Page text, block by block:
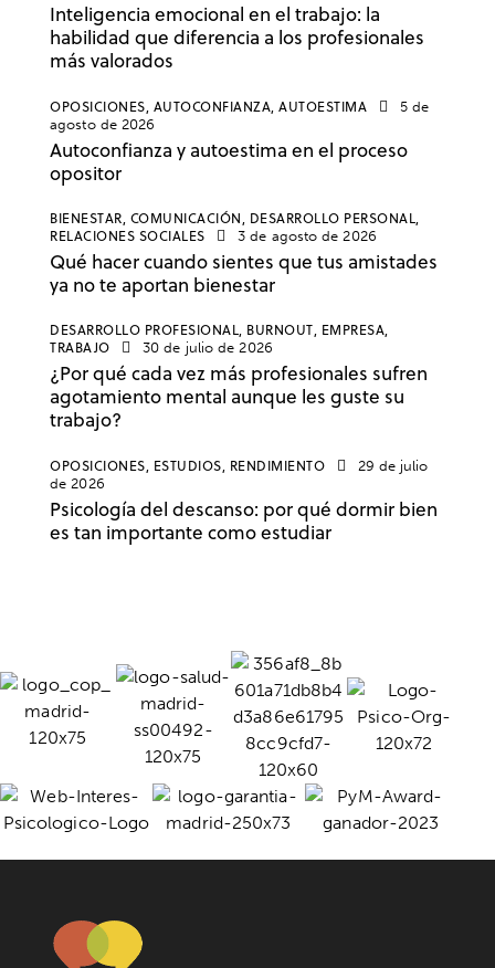
Inteligencia emocional en el trabajo: la
habilidad que diferencia a los profesionales
más valorados
OPOSICIONES, AUTOCONFIANZA, AUTOESTIMA
5 de
agosto de 2026
Autoconfianza y autoestima en el proceso
opositor
BIENESTAR, COMUNICACIÓN, DESARROLLO PERSONAL,
RELACIONES SOCIALES
3 de agosto de 2026
Qué hacer cuando sientes que tus amistades
ya no te aportan bienestar
DESARROLLO PROFESIONAL, BURNOUT, EMPRESA,
TRABAJO
30 de julio de 2026
¿Por qué cada vez más profesionales sufren
agotamiento mental aunque les guste su
trabajo?
OPOSICIONES, ESTUDIOS, RENDIMIENTO
29 de julio
de 2026
Psicología del descanso: por qué dormir bien
es tan importante como estudiar